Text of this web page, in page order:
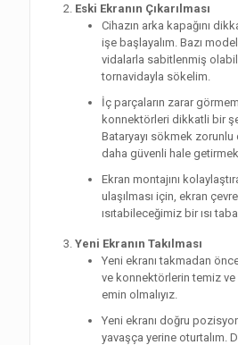
Eski Ekranın Çıkarılması
Cihazın arka kapağını
işe başlayalım. Bazı
vidalarla sabitlenmiş
tornavidayla sökelim.
İç parçaların zarar
konnektörleri dikkatli bir
Bataryayı sökmek
daha güvenli hale
Ekran montajını
ulaşılması için, ekran
ısıtabileceğimiz bir ısı
Yeni Ekranın Takılması
Yeni ekranı takmadan
ve konnektörlerin temiz
emin olmalıyız.
Yeni ekranı doğru
yavaşça yerine oturtalım.